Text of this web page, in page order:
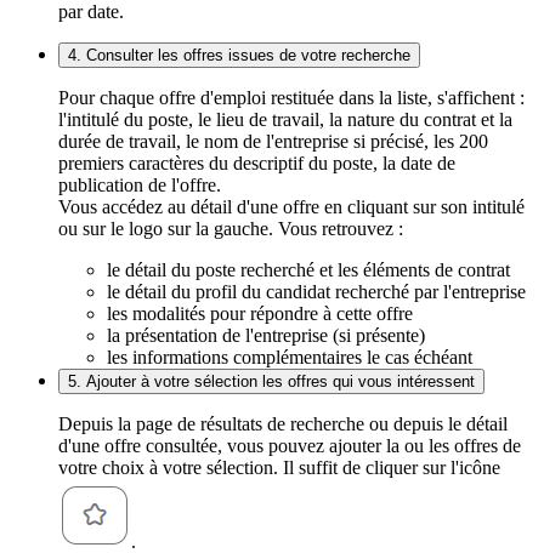
par date.
4. Consulter les offres issues de votre recherche
Pour chaque offre d'emploi restituée dans la liste, s'affichent :
l'intitulé du poste, le lieu de travail, la nature du contrat et la
durée de travail, le nom de l'entreprise si précisé, les 200
premiers caractères du descriptif du poste, la date de
publication de l'offre.
Vous accédez au détail d'une offre en cliquant sur son intitulé
ou sur le logo sur la gauche. Vous retrouvez :
le détail du poste recherché et les éléments de contrat
le détail du profil du candidat recherché par l'entreprise
les modalités pour répondre à cette offre
la présentation de l'entreprise (si présente)
les informations complémentaires le cas échéant
5. Ajouter à votre sélection les offres qui vous intéressent
Depuis la page de résultats de recherche ou depuis le détail
d'une offre consultée, vous pouvez ajouter la ou les offres de
votre choix à votre sélection. Il suffit de cliquer sur l'icône
.